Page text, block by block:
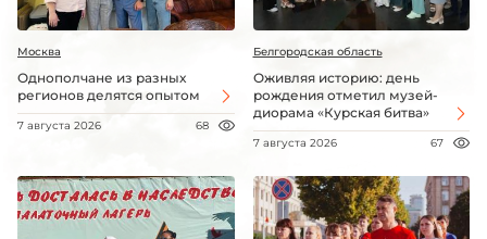
Москва
Однополчане из разных
регионов делятся опытом
7 августа 2026 68
Белгородская область
Оживляя историю: день
рождения отметил музей-
диорама «Курская битва»
7 августа 2026 67